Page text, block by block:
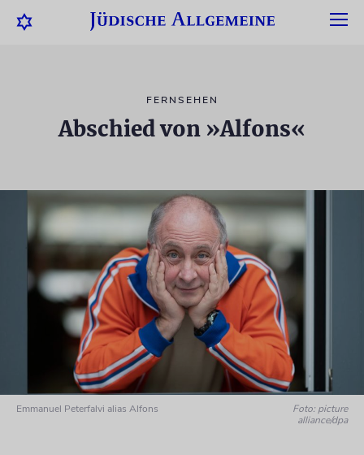
FERNSEHEN
Abschied von »Alfons«
Emmanuel Peterfalvi alias Alfons
Foto: picture
alliance/dpa